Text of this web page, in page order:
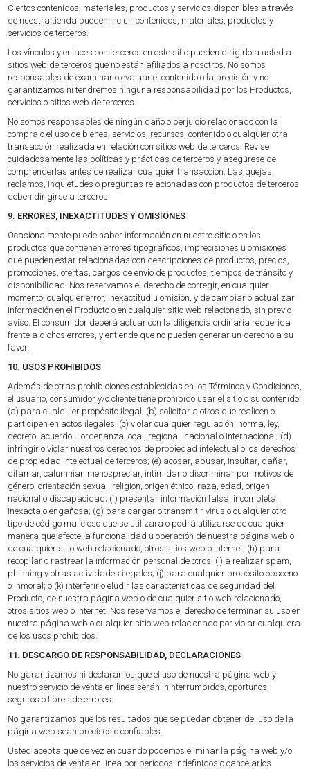
Ciertos contenidos, materiales, productos y servicios disponibles a través
de nuestra tienda pueden incluir contenidos, materiales, productos y
servicios de terceros.
Los vínculos y enlaces con terceros en este sitio pueden dirigirlo a usted a
sitios web de terceros que no están afiliados a nosotros. No somos
responsables de examinar o evaluar el contenido o la precisión y no
garantizamos ni tendremos ninguna responsabilidad por los Productos,
servicios o sitios web de terceros.
No somos responsables de ningún daño o perjuicio relacionado con la
compra o el uso de bienes, servicios, recursos, contenido o cualquier otra
transacción realizada en relación con sitios web de terceros. Revise
cuidadosamente las políticas y prácticas de terceros y asegúrese de
comprenderlas antes de realizar cualquier transacción. Las quejas,
reclamos, inquietudes o preguntas relacionadas con productos de terceros
deben dirigirse a terceros.
9. ERRORES, INEXACTITUDES Y OMISIONES
Ocasionalmente puede haber información en nuestro sitio o en los
productos que contienen errores tipográficos, imprecisiones u omisiones
que pueden estar relacionadas con descripciones de productos, precios,
promociones, ofertas, cargos de envío de productos, tiempos de tránsito y
disponibilidad. Nos reservamos el derecho de corregir, en cualquier
momento, cualquier error, inexactitud u omisión, y de cambiar o actualizar
información en el Producto o en cualquier sitio web relacionado, sin previo
aviso. El consumidor deberá actuar con la diligencia ordinaria requerida
frente a dichos errores, y entiende que no pueden generar un derecho a su
favor.
10. USOS PROHIBIDOS
Además de otras prohibiciones establecidas en los Términos y Condiciones,
el usuario, consumidor y/o cliente tiene prohibido usar el sitio o su contenido:
(a) para cualquier propósito ilegal; (b) solicitar a otros que realicen o
participen en actos ilegales; (c) violar cualquier regulación, norma, ley,
decreto, acuerdo u ordenanza local, regional, nacional o internacional; (d)
infringir o violar nuestros derechos de propiedad intelectual o los derechos
de propiedad intelectual de terceros; (e) acosar, abusar, insultar, dañar,
difamar, calumniar, menospreciar, intimidar o discriminar por motivos de
género, orientación sexual, religión, origen étnico, raza, edad, origen
nacional o discapacidad; (f) presentar información falsa, incompleta,
inexacta o engañosa; (g) para cargar o transmitir virus o cualquier otro
tipo de código malicioso que se utilizará o podrá utilizarse de cualquier
manera que afecte la funcionalidad u operación de nuestra página web o
de cualquier sitio web relacionado, otros sitios web o Internet; (h) para
recopilar o rastrear la información personal de otros; (i) a realizar spam,
phishing y otras actividades ilegales; (j) para cualquier propósito obsceno
o inmoral; o (k) interferir o eludir las características de seguridad del
Producto, de nuestra página web o de cualquier sitio web relacionado,
otros sitios web o Internet. Nos reservamos el derecho de terminar su uso en
nuestra página web o cualquier sitio web relacionado por violar cualquiera
de los usos prohibidos.
11. DESCARGO DE RESPONSABILIDAD, DECLARACIONES
No garantizamos ni declaramos que el uso de nuestra página web y
nuestro servicio de venta en línea serán ininterrumpidos, oportunos,
seguros o libres de errores.
No garantizamos que los resultados que se puedan obtener del uso de la
página web sean precisos o confiables.
Usted acepta que de vez en cuando podemos eliminar la página web y/o
los servicios de venta en línea por períodos indefinidos o cancelarlos